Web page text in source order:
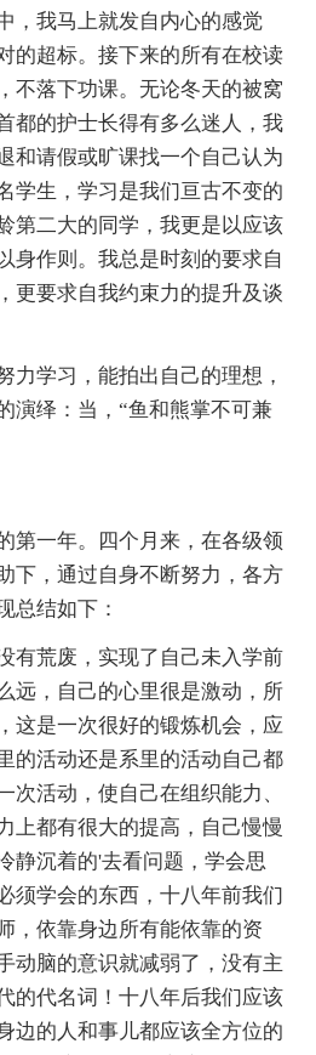
，我马上就发自内心的感觉
的超标。接下来的所有在校读
不落下功课。无论冬天的被窝
都的护士长得有多么迷人，我
和请假或旷课找一个自己认为
学生，学习是我们亘古不变的
第二大的同学，我更是以应该
身作则。我总是时刻的要求自
更要求自我约束力的提升及谈
力学习，能拍出自己的理想，
演绎：当，“鱼和熊掌不可兼
第一年。四个月来，在各级领
下，通过自身不断努力，各方
总结如下：
有荒废，实现了自己未入学前
远，自己的心里很是激动，所
这是一次很好的锻炼机会，应
的活动还是系里的活动自己都
次活动，使自己在组织能力、
上都有很大的提高，自己慢慢
静沉着的'去看问题，学会思
须学会的东西，十八年前我们
，依靠身边所有能依靠的资
动脑的意识就减弱了，没有主
的代名词！十八年后我们应该
边的人和事儿都应该全方位的